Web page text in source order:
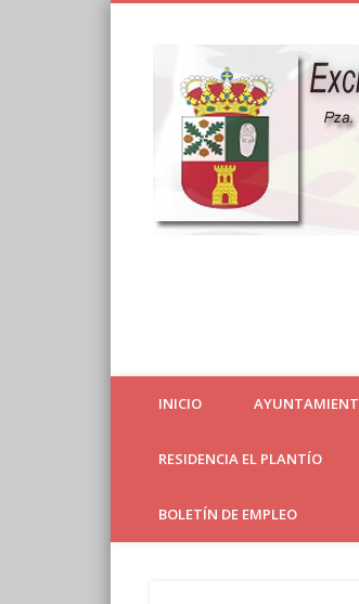
Web Oficial
INICIO
RESIDENCIA EL PLANTÍO
BOLETÍN DE EMPLEO